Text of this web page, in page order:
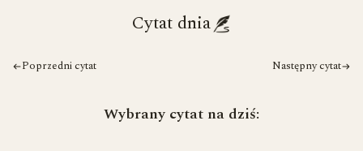
Cytat dnia
Poprzedni cytat Następny cytat
Wybrany cytat na dziś: